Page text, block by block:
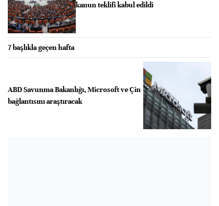
kanun teklifi kabul edildi
7 başlıkla geçen hafta
ABD Savunma Bakanlığı, Microsoft ve Çin
bağlantısını araştıracak